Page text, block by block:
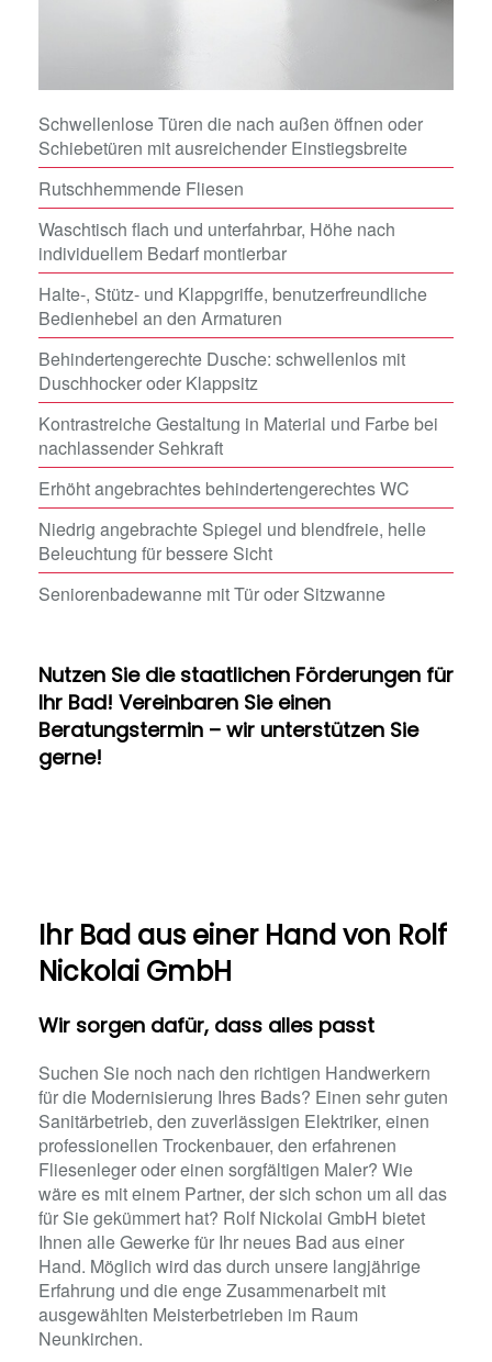
Schwellenlose Türen die nach außen öffnen oder
Schiebetüren mit ausreichender Einstiegsbreite
Rutschhemmende Fliesen
Waschtisch flach und unterfahrbar, Höhe nach
individuellem Bedarf montierbar
Halte-, Stütz- und Klappgriffe, benutzerfreundliche
Bedienhebel an den Armaturen
Behindertengerechte Dusche: schwellenlos mit
Duschhocker oder Klappsitz
Kontrastreiche Gestaltung in Material und Farbe bei
nachlassender Sehkraft
Erhöht angebrachtes behindertengerechtes WC
Niedrig angebrachte Spiegel und blendfreie, helle
Beleuchtung für bessere Sicht
Seniorenbadewanne mit Tür oder Sitzwanne
Nutzen Sie die staatlichen Förderungen für
Ihr Bad! Vereinbaren Sie einen
Beratungstermin – wir unterstützen Sie
gerne!
Ihr Bad aus einer Hand​ von Rolf
Nickolai GmbH
Wir sorgen dafür, dass alles passt
Suchen Sie noch nach den richtigen Handwerkern
für die Modernisierung Ihres Bads? Einen sehr guten
Sanitärbetrieb, den zuverlässigen Elektriker, einen
professionellen Trockenbauer, den erfahrenen
Fliesenleger oder einen sorgfältigen Maler? Wie
wäre es mit einem Partner, der sich schon um all das
für Sie gekümmert hat? Rolf Nickolai GmbH bietet
Ihnen alle Gewerke für Ihr neues Bad aus einer
Hand. Möglich wird das durch unsere langjährige
Erfahrung und die enge Zusammenarbeit mit
ausgewählten Meisterbetrieben im Raum
Neunkirchen.